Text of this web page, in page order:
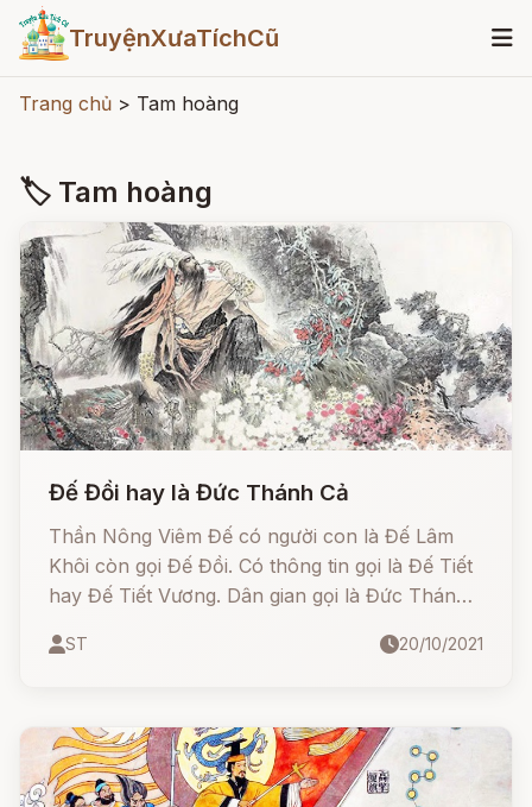
TruyệnXưaTíchCũ
Trang chủ > Tam hoàng
🏷 Tam hoàng
Đế Đồi hay là Đức Thánh Cả
Thần Nông Viêm Đế có người con là Đế Lâm
Khôi còn gọi Đế Đồi. Có thông tin gọi là Đế Tiết
hay Đế Tiết Vương. Dân gian gọi là Đức Thánh
Đồi và trở thành vị vua thứ hai của triều đại
ngoại kỷ thì ông chính là con trai trưởng của
Thần Nông.
ST 20/10/2021